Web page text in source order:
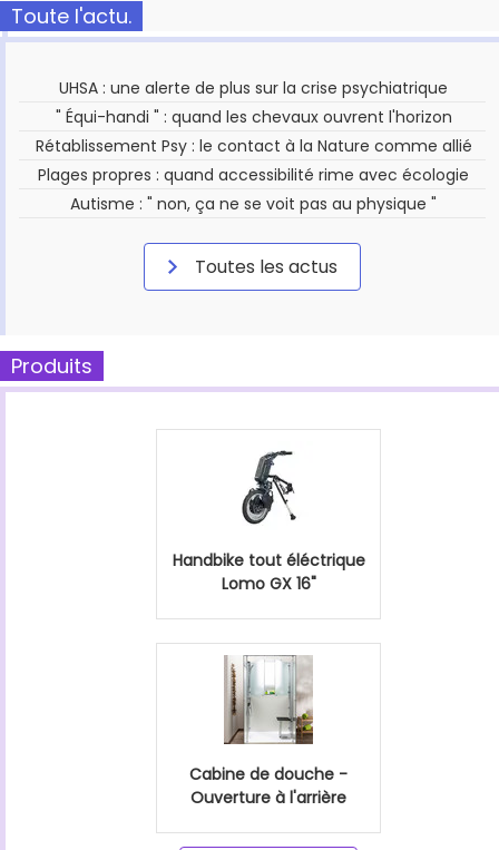
Toute l'actu.
UHSA : une alerte de plus sur la crise psychiatrique
" Équi-handi " : quand les chevaux ouvrent l'horizon
Rétablissement Psy : le contact à la Nature comme allié
Plages propres : quand accessibilité rime avec écologie
Autisme : " non, ça ne se voit pas au physique "
Toutes les actus
Produits
Handbike tout éléctrique
Lomo GX 16"
Cabine de douche -
Ouverture à l'arrière